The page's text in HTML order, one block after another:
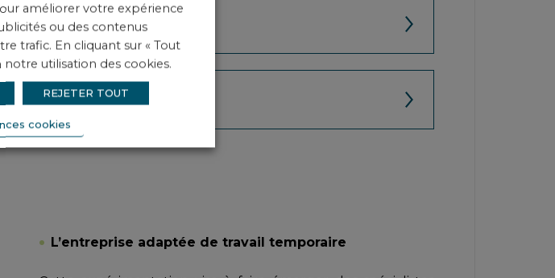
L’entreprise adaptée de travail temporaire
améliorer votre expérience
ou des contenus
trafic. En cliquant sur « Tout
notre utilisation des cookies.
REJETER TOUT
cookies